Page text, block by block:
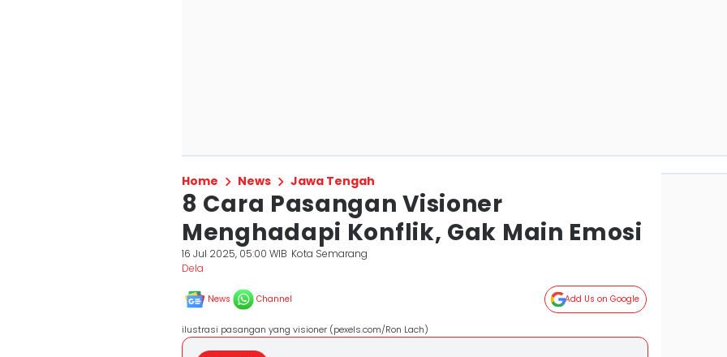
Home News Jawa Tengah
8 Cara Pasangan Visioner
Menghadapi Konflik, Gak Main Emosi
16 Jul 2025, 05:00 WIB Kota Semarang
Dela ‎
News Channel Add Us on Google
ilustrasi pasangan yang visioner (pexels.com/Ron Lach)